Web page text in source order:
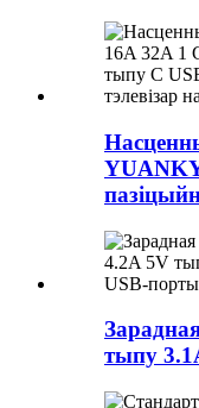
тыпу